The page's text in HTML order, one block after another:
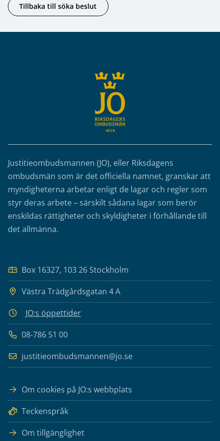
Tillbaka till söka beslut
Justitieombudsmannen (JO), eller Riksdagens
ombudsmän som är det officiella namnet, granskar att
myndigheterna arbetar enligt de lagar och regler som
styr deras arbete – särskilt sådana lagar som berör
enskildas rättigheter och skyldigheter i förhållande till
det allmänna.
Box 16327, 103 26 Stockholm
Västra Trädgårdsgatan 4 A
JO:s öppettider
08-786 51 00
justitieombudsmannen@jo.se
Om cookies på JO:s webbplats
Teckenspråk
Om tillgänglighet